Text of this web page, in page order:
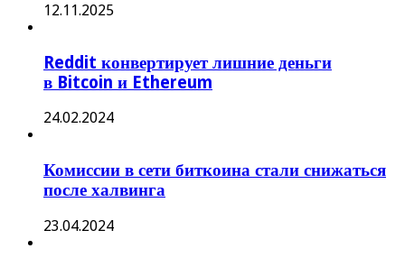
12.11.2025
Reddit конвертирует лишние деньги
в Bitcoin и Ethereum
24.02.2024
Комиссии в сети биткоина стали снижаться
после халвинга
23.04.2024